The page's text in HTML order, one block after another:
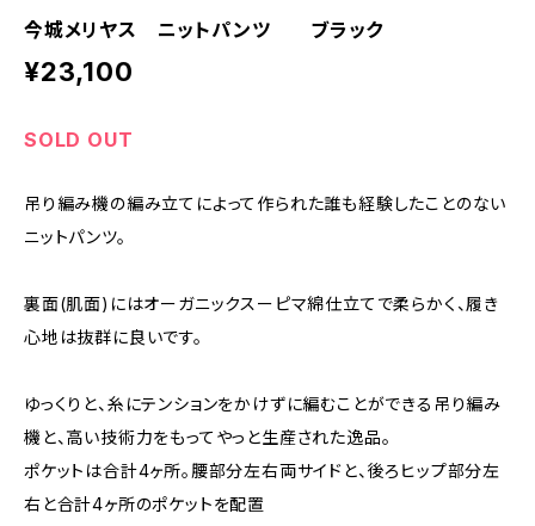
今城メリヤス ニットパンツ ブラック
¥23,100
SOLD OUT
吊り編み機の編み立てによって作られた誰も経験したことのない
ニットパンツ。
裏面(肌面)にはオーガニックスーピマ綿仕立てで柔らかく、履き
心地は抜群に良いです。
ゆっくりと、糸にテンションをかけずに編むことができる吊り編み
機と、高い技術力をもってやっと生産された逸品。
ポケットは合計4ヶ所。腰部分左右両サイドと、後ろヒップ部分左
右と合計4ヶ所のポケットを配置